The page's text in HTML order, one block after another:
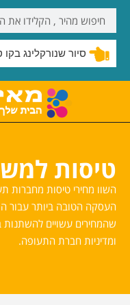
סיור שנורקלינג בקו
טיסות
השוו מחירי טיסות מחברות
העסקה הטובה ביותר עבור
שהמחירים עשויים
ומדיניות חברת התעופה.